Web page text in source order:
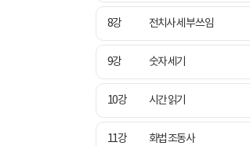
8강 전치사 세부 쓰임
9강 숫자 세기
10강 시간 읽기
11강 화법 조동사